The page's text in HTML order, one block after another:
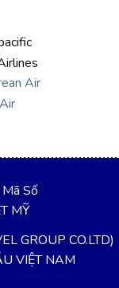
Mã Số
MỸ
GROUP CO.LTD)
VIỆT NAM